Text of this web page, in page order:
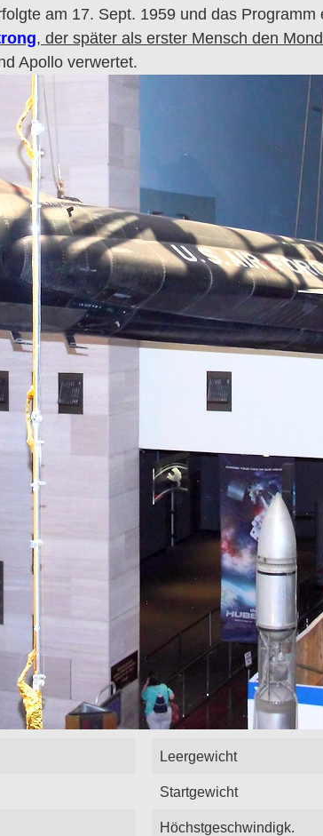
am 17. Sept. 1959 und das
, der später als erster Mensch den
Apollo verwertet.
Leergewicht
Startgewicht
Höchstgeschwindigk.